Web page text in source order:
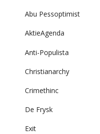
Abu Pessoptimist
AktieAgenda
Anti-Populista
Christianarchy
Crimethinc
De Frysk
Exit